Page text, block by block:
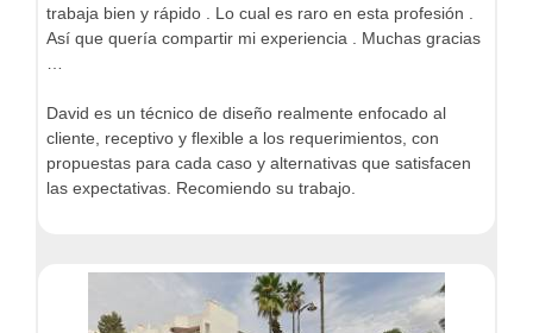
trabaja bien y rápido . Lo cual es raro en esta profesión .
Así que quería compartir mi experiencia . Muchas gracias
David es un técnico de diseño realmente enfocado al
cliente, receptivo y flexible a los requerimientos, con
propuestas para cada caso y alternativas que satisfacen
las expectativas. Recomiendo su trabajo.